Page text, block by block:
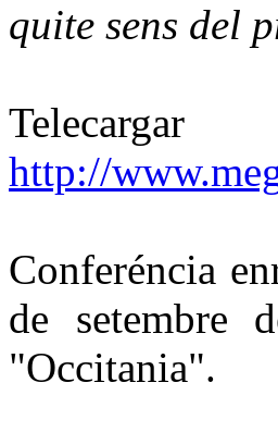
quite sens del
http://
Conferéncia
de setembre
"Occitania".